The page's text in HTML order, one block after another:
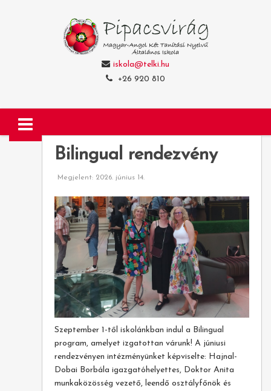
iskola@telki.hu
+26 920 810
Bilingual rendezvény
Megjelent: 2026. június 14.
Szeptember 1-től iskolánkban indul a Bilingual
program, amelyet izgatottan várunk! A júniusi
rendezvényen intézményünket képviselte: Hajnal-
Dobai Borbála igazgatóhelyettes, Doktor Anita
munkaközösség vezető, leendő osztályfőnök és